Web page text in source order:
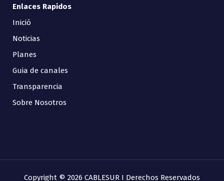
Enlaces Rapidos
Inició
Noticias
Planes
Guia de canales
Transparencia
Sobre Nosotros
Copyright © 2026 CABLESUR I Derechos Reservados